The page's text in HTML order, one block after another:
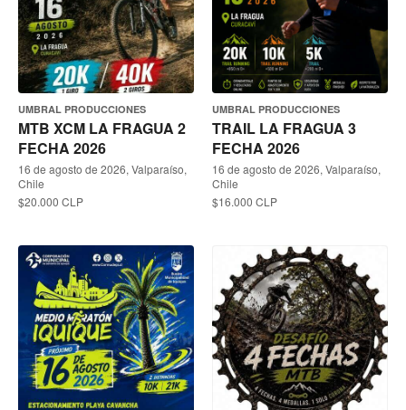
UMBRAL PRODUCCIONES
MTB XCM LA FRAGUA 2
FECHA 2026
16 de agosto de 2026, Valparaíso,
Chile
$20.000 CLP
UMBRAL PRODUCCIONES
TRAIL LA FRAGUA 3
FECHA 2026
16 de agosto de 2026, Valparaíso,
Chile
$16.000 CLP